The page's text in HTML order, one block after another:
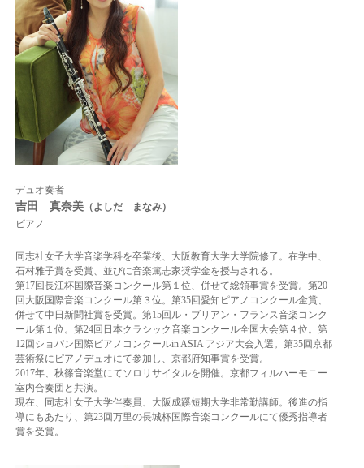
デュオ奏者
吉田 真奈美（よしだ まなみ）
ピアノ
同志社女子大学音楽学科を卒業後、大阪教育大学大学院修了。在学中、
石村雅子賞を受賞、並びに音楽篤志家奨学金を授与される。
第17回長江杯国際音楽コンクール第１位、併せて総領事賞を受賞。第20
回大阪国際音楽コンクール第３位。第35回愛知ピアノコンクール金賞、
併せて中日新聞社賞を受賞。第15回ル・ブリアン・フランス音楽コンク
ール第１位。第24回日本クラシック音楽コンクール全国大会第４位。第
12回ショパン国際ピアノコンクールin ASIA アジア大会入選。第35回京都
芸術祭にピアノデュオにて参加し、京都府知事賞を受賞。
2017年、秋篠音楽堂にてソロリサイタルを開催。京都フィルハーモニー
室内合奏団と共演。
現在、同志社女子大学伴奏員、大阪成蹊短期大学非常勤講師。後進の指
導にもあたり、第23回万里の長城杯国際音楽コンクールにて優秀指導者
賞を受賞。